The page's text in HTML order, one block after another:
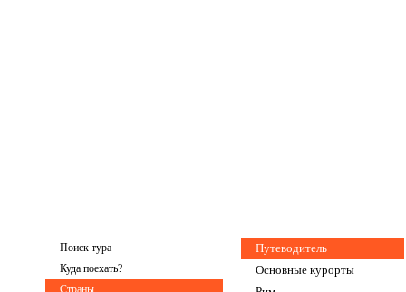
Поиск тура
Куда поехать?
Страны
Путеводитель
Основные курорты